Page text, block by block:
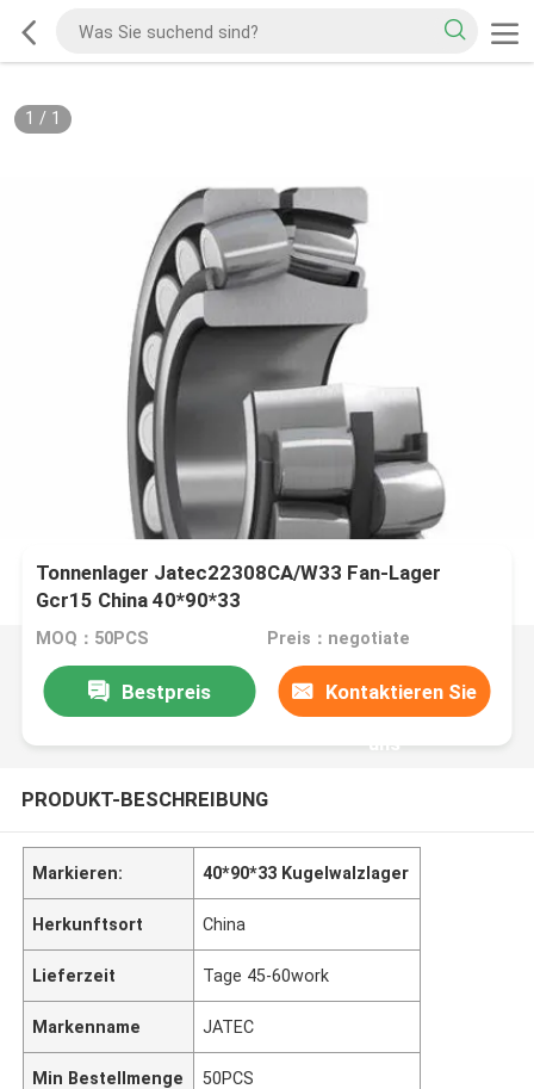
1 / 1
Tonnenlager Jatec22308CA/W33 Fan-Lager
Gcr15 China 40*90*33
MOQ：50PCS Preis：negotiate
Bestpreis Kontaktieren Sie
uns
PRODUKT-BESCHREIBUNG
Markieren: 40*90*33 Kugelwalzlager
Herkunftsort China
Lieferzeit Tage 45-60work
Markenname JATEC
Min Bestellmenge 50PCS